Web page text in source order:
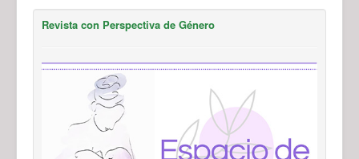
Revista con Perspectiva de Género